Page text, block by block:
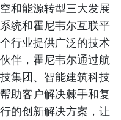
和能源转型三大发展
统和霍尼韦尔互联平
行业提供广泛的技术
伴，霍尼韦尔通过航
集团、智能建筑科技
助客户解决棘手和复
的创新解决方案，让